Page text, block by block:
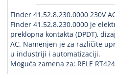
Finder 41.52.8.230.0000 230V
Finder 41.52.8.230.0000 je
preklopna kontakta (DPDT),
AC. Namenjen je za različite
u industriji i automatizaciji.
Moguća zamena za: RELE